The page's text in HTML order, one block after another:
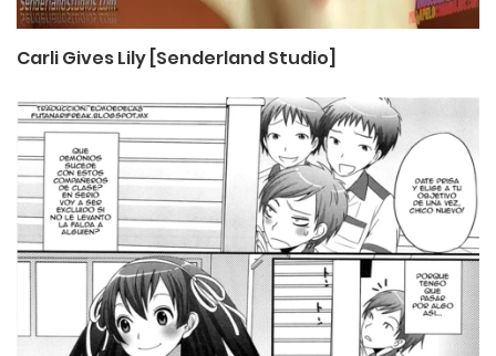
Carli Gives Lily [Senderland Studio]